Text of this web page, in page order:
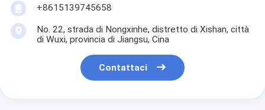
+8615139745658
No. 22, strada di Nongxinhe, distretto di Xishan, città
di Wuxi, provincia di Jiangsu, Cina
Contattaci